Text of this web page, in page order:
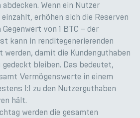
Wenn ein Nutzer
erhöhen sich die Reserven
von 1 BTC – der
kann in renditegenerierenden
damit die Kundenguthaben
bleiben. Das bedeutet,
Vermögenswerte in einem
1:1 zu den Nutzerguthaben
hält.
werden die gesamten